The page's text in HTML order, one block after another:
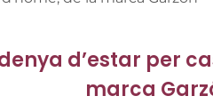
d’estar per
marca